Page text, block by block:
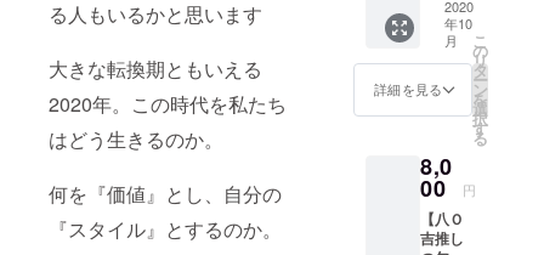
る人もいるかと思います
大きな転換期ともいえる
2020年。この時代を私たち
はどう生きるのか。
何を『価値』とし、自分の
『スタイル』とするのか。
ルーに
御掲示
くださ
い。 ※
ステッ
トをご
利用さ
れた際
にお渡
し致し
す。ご
自身で
ご用意
いただ
くもの
どで簡
単に手
に入る
ものだ
けで
分の商
品券で
す。
1,000円
分の商
品券を
５枚綴
らさせ
ていた
だきま
す。こ
ちら
2020
年10
月
詳細を見る
こ
の
リ
タ
ー
ン
を
選
択
す
る
8,0
00 円
【八Ｏ
吉推し